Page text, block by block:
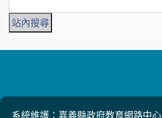
系統維護：嘉義縣政府教育網路中心